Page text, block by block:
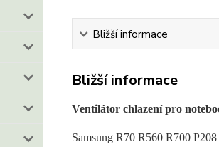
Bližší informace
Bližší informace
Ventilátor chlazení pro
Samsung R70 R560 R700